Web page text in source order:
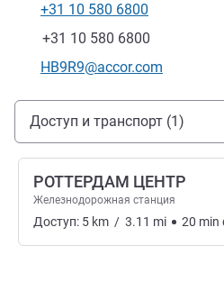
Телефон
+31 10 580 6800
Факс
+31 10 580 6800
Контактный адрес
HB9R9@accor.com
Доступ и транспорт
Доступ и транспорт (1)
РОТТЕРДАМ ЦЕНТР
Железнодорожная станция
Доступ: 5 km / 3.11 mi 20 min